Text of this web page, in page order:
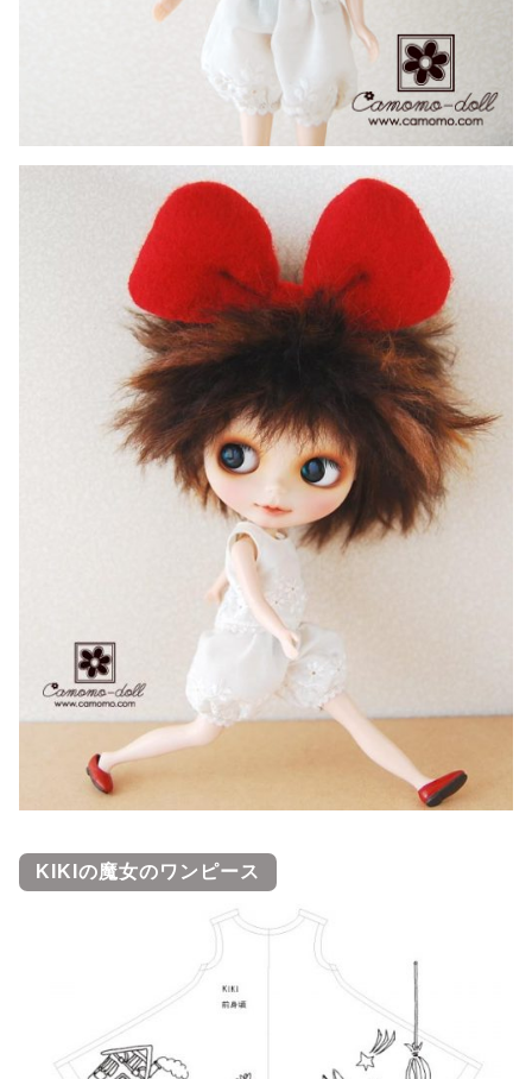
KIKIの魔女のワンピース